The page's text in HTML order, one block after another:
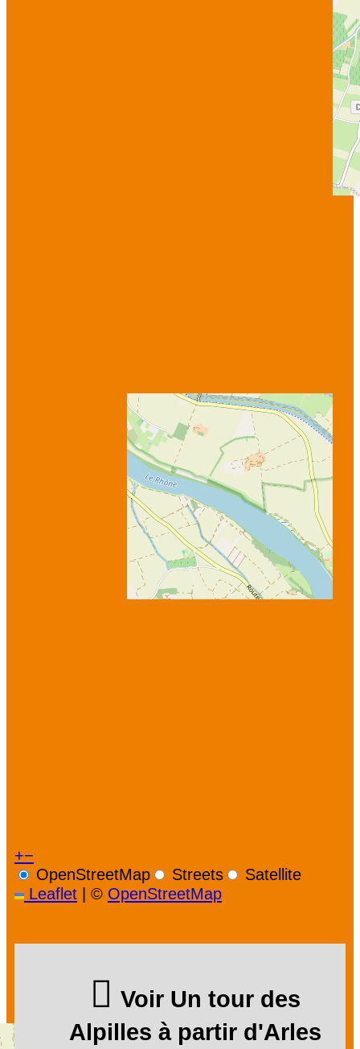
+−
OpenStreetMap
Streets
Satellite
Leaflet | © OpenStreetMap
Voir Un tour des
Alpilles à partir d'Arles